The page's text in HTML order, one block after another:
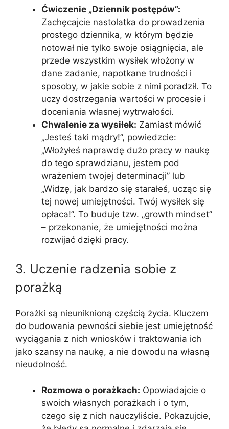
Ćwiczenie „Dziennik postępów”:
Zachęcajcie nastolatka do prowadzenia
prostego dziennika, w którym będzie
notował nie tylko swoje osiągnięcia, ale
przede wszystkim wysiłek włożony w
dane zadanie, napotkane trudności i
sposoby, w jakie sobie z nimi poradził. To
uczy dostrzegania wartości w procesie i
doceniania własnej wytrwałości.
Chwalenie za wysiłek: Zamiast mówić
„Jesteś taki mądry!”, powiedzcie:
„Włożyłeś naprawdę dużo pracy w naukę
do tego sprawdzianu, jestem pod
wrażeniem twojej determinacji” lub
„Widzę, jak bardzo się starałeś, ucząc się
tej nowej umiejętności. Twój wysiłek się
opłaca!”. To buduje tzw. „growth mindset”
– przekonanie, że umiejętności można
rozwijać dzięki pracy.
3. Uczenie radzenia sobie z
porażką
Porażki są nieuniknioną częścią życia. Kluczem
do budowania pewności siebie jest umiejętność
wyciągania z nich wniosków i traktowania ich
jako szansy na naukę, a nie dowodu na własną
nieudolność.
Rozmowa o porażkach: Opowiadajcie o
swoich własnych porażkach i o tym,
czego się z nich nauczyliście. Pokazujcie,